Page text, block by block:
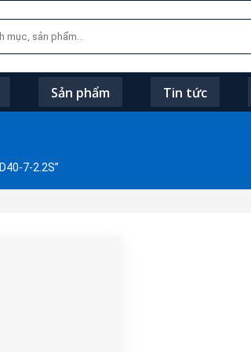
Sản phẩm Tin tức
7-2.2S”